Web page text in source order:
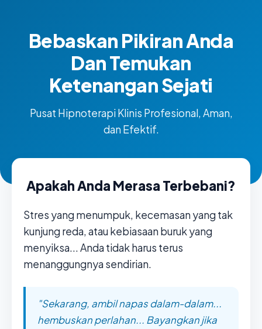
Bebaskan Pikiran Anda
Dan Temukan
Ketenangan Sejati
Pusat Hipnoterapi Klinis Profesional, Aman,
dan Efektif.
Apakah Anda Merasa Terbebani?
Stres yang menumpuk, kecemasan yang tak
kunjung reda, atau kebiasaan buruk yang
menyiksa... Anda tidak harus terus
menanggungnya sendirian.
"Sekarang, ambil napas dalam-dalam...
hembuskan perlahan... Bayangkan jika